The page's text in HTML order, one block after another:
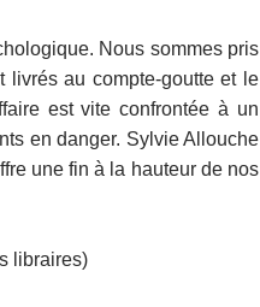
Nous sommes pris
livrés au compte-goutte et le
est vite confrontée à un
en danger. Sylvie Allouche
une fin à la hauteur de nos
libraires)